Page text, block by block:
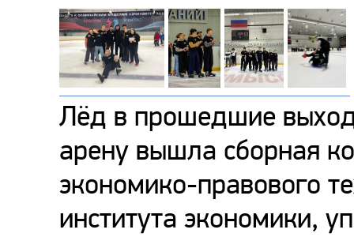
Лёд в прошедшие
арену вышла сборная
экономико-правового
института экономики,